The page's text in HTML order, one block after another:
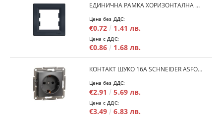
ЕДИНИЧНА РАМКА ХОРИЗОНТАЛНА SCHNEIDER ASFORA EPH5800171 - АНТРАЦИТ
Цена без ДДС:
€0.72 1.41 лв.
Цена с ДДС:
€0.86 1.68 лв.
КОНТАКТ ШУКО 16A SCHNEIDER ASFORA EPH2900171 - АНРАЦИТ
Цена без ДДС:
€2.91 5.69 лв.
Цена с ДДС:
€3.49 6.83 лв.